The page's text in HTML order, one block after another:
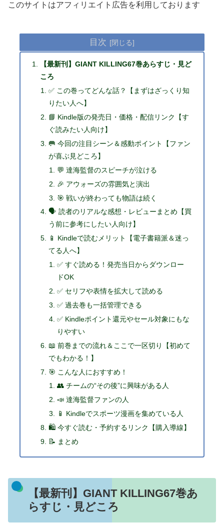
このサイトはアフィリエイト広告を利用しております
目次
【最新刊】GIANT KILLING67巻あらすじ・見ど
ころ
✅ この巻ってどんな話？【まずはざっくり知
りたい人へ】
📘 Kindle版の発売日・価格・配信リンク【す
ぐ読みたい人向け】
🥅 今回の注目シーン＆感動ポイント【ファン
が喜ぶ見どころ】
💬 達海監督のスピーチが泣ける
🎉 アウォーズの雰囲気と演出
🎯 戦いが終わっても物語は続く
🗣️ 読者のリアルな感想・レビューまとめ【買
う前に参考にしたい人向け】
📱 Kindleで読むメリット【電子書籍派＆迷っ
てる人へ】
✅ すぐ読める！発売当日からダウンロー
ドOK
✅ セリフや表情を拡大して読める
✅ 過去巻も一括管理できる
✅ Kindleポイント還元やセール対象にもな
りやすい
📖 前巻までの流れ＆ここで一区切り【初めて
でもわかる！】
🎯 こんな人におすすめ！
👥 チームの“その後”に興味がある人
📣 達海監督ファンの人
📱 Kindleでスポーツ漫画を集めている人
🛍️ 今すぐ読む・予約するリンク【購入導線】
📝 まとめ
【最新刊】GIANT KILLING67巻あ
らすじ・見どころ